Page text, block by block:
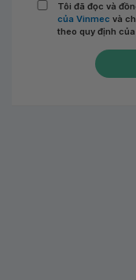
Tôi đã đọc và
của Vinmec và
theo quy định của